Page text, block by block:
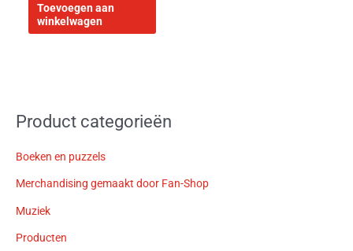
Toevoegen aan
winkelwagen
Product categorieën
Boeken en puzzels
Merchandising gemaakt door Fan-Shop
Muziek
Producten